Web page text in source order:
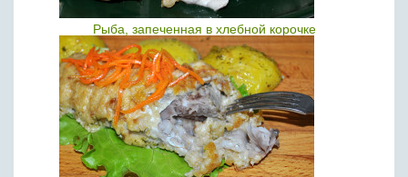
Рыба, запеченная в хлебной корочке